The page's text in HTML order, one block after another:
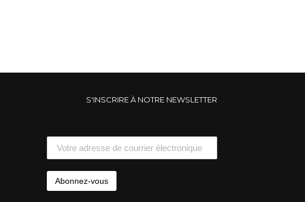
S'INSCRIRE À NOTRE NEWSLETTER